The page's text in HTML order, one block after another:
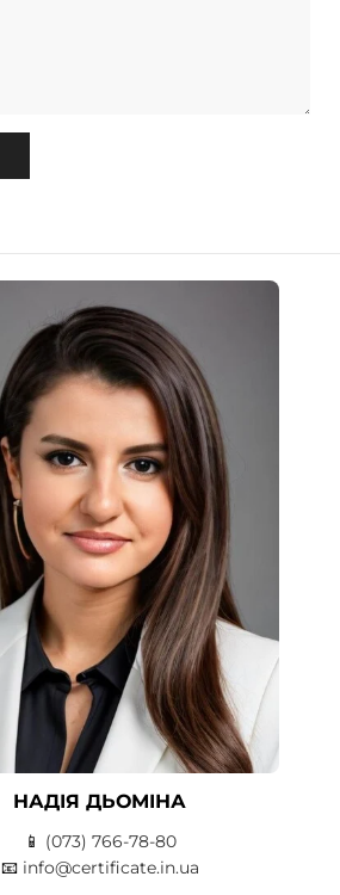
НАДІЯ ДЬОМІНА
📱 (073) 766-78-80
📧 info@certificate.in.ua